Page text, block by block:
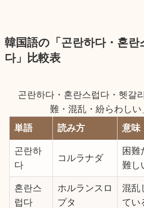
韓国語の「곤란하다・혼란
다」比較表
곤란하다・혼란스럽다・헷갈
難・混乱・紛らわしい
単語
読み方 意味
곤란하
다
コルラナダ
困難
難し
혼란스
럽다
ホルランスロ
プタ
混乱
てい